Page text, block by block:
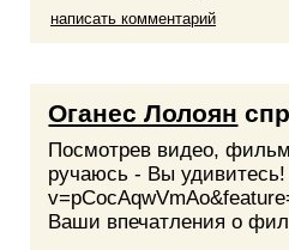
написать комментарий
Оганес Лолоян
Посмотрев видео,
ручаюсь - Вы
Ваши впечатления о